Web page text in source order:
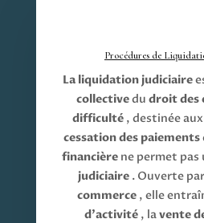
Procédures de
La liquidation judiciaire
collectivedudroit des
difficulté , destinée
cessation des paiements
financièrene permet pas
judiciaire . Ouverte
commerce , elle
d’activité, lavente